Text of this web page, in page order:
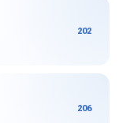
202
206